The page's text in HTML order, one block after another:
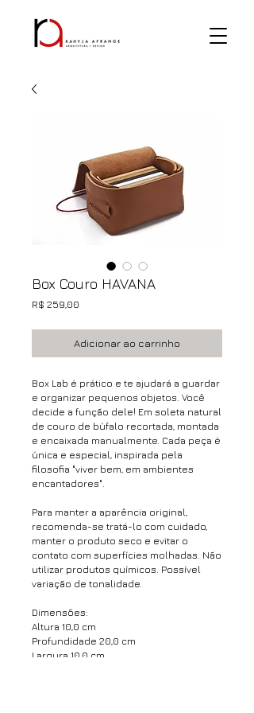
Box Couro HAVANA
R$ 259,00
Adicionar ao carrinho
Box Lab é prático e te ajudará a guardar
e organizar pequenos objetos. Você
decide a função dele! Em soleta natural
de couro de búfalo recortada, montada
e encaixada manualmente. Cada peça é
única e especial, inspirada pela
filosofia "viver bem, em ambientes
encantadores".
Para manter a aparência original,
recomenda-se tratá-lo com cuidado,
manter o produto seco e evitar o
contato com superfícies molhadas. Não
utilizar produtos químicos. Possível
variação de tonalidade.
Dimensões:
Altura 10,0 cm
Profundidade 20,0 cm
Largura 10,0 cm